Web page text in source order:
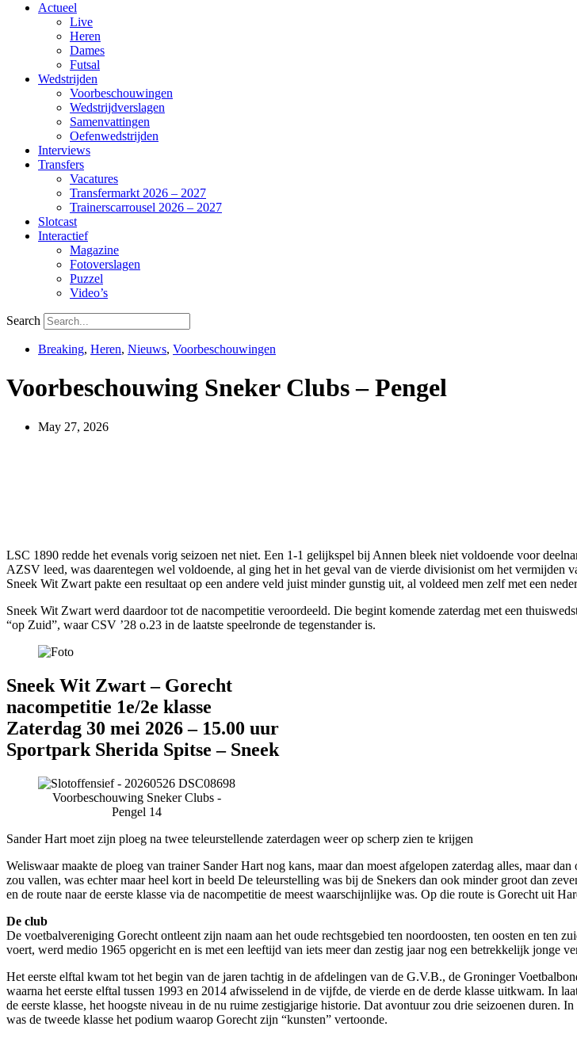
Actueel
Live
Heren
Dames
Futsal
Wedstrijden
Voorbeschouwingen
Wedstrijdverslagen
Samenvattingen
Oefenwedstrijden
Interviews
Transfers
Vacatures
Transfermarkt 2026 – 2027
Trainerscarrousel 2026 – 2027
Slotcast
Interactief
Magazine
Fotoverslagen
Puzzel
Video’s
Search
Breaking, Heren, Nieuws, Voorbeschouwingen
Voorbeschouwing Sneker Clubs – Pengel
May 27, 2026
LSC 1890 redde het evenals vorig seizoen net niet. Een 1-1 gelijkspel bij Annen bleek niet voldoende voor
AZSV leed, was daarentegen wel voldoende, al ging het in het geval van de vierde divisionist om het vermijden
Sneek Wit Zwart pakte een resultaat op een andere veld juist minder gunstig uit, al voldeed men zelf met een
Sneek Wit Zwart werd daardoor tot de nacompetitie veroordeeld. Die begint komende zaterdag met een
“op Zuid”, waar CSV ’28 o.23 in de laatste speelronde de tegenstander is.
Sneek Wit Zwart – Gorecht
nacompetitie 1e/2e klasse
Zaterdag 30 mei 2026 – 15.00 uur
Sportpark Sherida Spitse – Sneek
Voorbeschouwing Sneker Clubs -
Pengel 14
Sander Hart moet zijn ploeg na twee teleurstellende zaterdagen weer op scherp zien te krijgen
Weliswaar maakte de ploeg van trainer Sander Hart nog kans, maar dan moest afgelopen zaterdag alles, maar
zou vallen, was echter maar heel kort in beeld De teleurstelling was bij de Snekers dan ook minder groot dan
en de route naar de eerste klasse via de nacompetitie de meest waarschijnlijke was. Op die route is Gorecht uit
De club
​De voetbalvereniging Gorecht ontleent zijn naam aan het oude rechtsgebied ten noordoosten, ten oosten en ten
voert, werd medio 1965 opgericht en is met een leeftijd van iets meer dan zestig jaar nog een betrekkelijk jonge
Het eerste elftal kwam tot het begin van de jaren tachtig in de afdelingen van de G.V.B., de Groninger
waarna het eerste elftal tussen 1993 en 2014 afwisselend in de vijfde, de vierde en de derde klasse uitkwam. In
de eerste klasse, het hoogste niveau in de nu ruime zestigjarige historie. Dat avontuur zou drie seizoenen duren.
was de tweede klasse het podium waarop Gorecht zijn “kunsten” vertoonde.